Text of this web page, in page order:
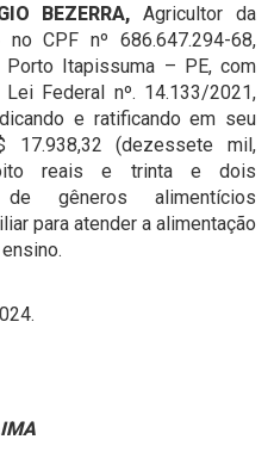
BEZERRA, Agricultor da
no CPF nº 686.647.294-68,
Porto Itapissuma – PE, com
Federal nº. 14.133/2021,
e ratificando em seu
17.938,32 (dezessete mil,
reais e trinta e dois
de gêneros alimentícios
para atender a alimentação